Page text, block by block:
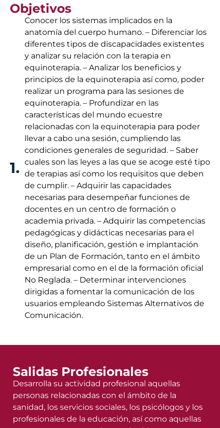
Objetivos
1.
Conocer los sistemas implicados en la
anatomía del cuerpo humano. – Diferenciar los
diferentes tipos de discapacidades existentes
y analizar su relación con la terapia en
equinoterapia. – Analizar los beneficios y
principios de la equinoterapia así como, poder
realizar un programa para las sesiones de
equinoterapia. – Profundizar en las
características del mundo ecuestre
relacionadas con la equinoterapia para poder
llevar a cabo una sesión, cumpliendo las
condiciones generales de seguridad. – Saber
cuales son las leyes a las que se acoge esté tipo
de terapias así como los requisitos que deben
de cumplir. – Adquirir las capacidades
necesarias para desempeñar funciones de
docentes en un centro de formación o
academia privada. – Adquirir las competencias
pedagógicas y didácticas necesarias para el
diseño, planificación, gestión e implantación
de un Plan de Formación, tanto en el ámbito
empresarial como en el de la formación oficial
No Reglada. – Determinar intervenciones
dirigidas a fomentar la comunicación de los
usuarios empleando Sistemas Alternativos de
Comunicación.
Salidas Profesionales
Desarrolla su actividad profesional aquellas
personas relacionadas con el ámbito de la
sanidad, los servicios sociales, los psicólogos y los
profesionales de la educación, así como aquellas